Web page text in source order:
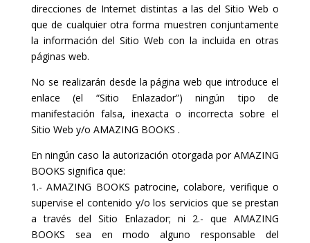
direcciones de Internet distintas a las del Sitio Web o
que de cualquier otra forma muestren conjuntamente
la información del Sitio Web con la incluida en otras
páginas web.
No se realizarán desde la página web que introduce el
enlace (el “Sitio Enlazador”) ningún tipo de
manifestación falsa, inexacta o incorrecta sobre el
Sitio Web y/o AMAZING BOOKS .
En ningún caso la autorización otorgada por AMAZING
BOOKS significa que:
1.- AMAZING BOOKS patrocine, colabore, verifique o
supervise el contenido y/o los servicios que se prestan
a través del Sitio Enlazador; ni 2.- que AMAZING
BOOKS sea en modo alguno responsable del